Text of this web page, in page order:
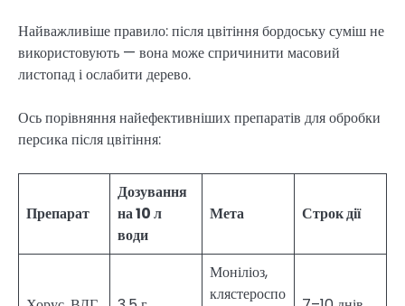
Найважливіше правило: після цвітіння бордоську суміш не
використовують — вона може спричинити масовий
листопад і ослабити дерево.
Ось порівняння найефективніших препаратів для обробки
персика після цвітіння:
Препарат
Дозування
на 10 л
води
Мета Строк дії
Моніліоз,
клястероспо